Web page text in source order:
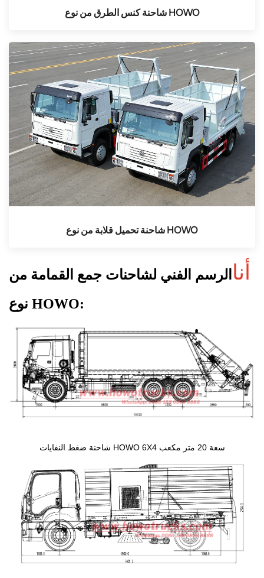
شاحنة كنس الطرق من نوع HOWO
شاحنة تحميل قلابة من نوع HOWO
أنا الرسم الفني لشاحنات جمع القمامة من
نوع HOWO:
شاحنة ضغط النفايات HOWO 6X4 سعة 20 متر مكعب